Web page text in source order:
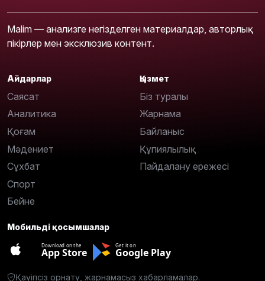
Malim — анализге негізделген материалдар, авторлық
пікірлер мен эксклюзив контент.
Айдарлар
Саясат
Аналитика
Қоғам
Мәдениет
Сұхбат
Спорт
Бейне
Қызмет
Біз туралы
Жарнама
Байланыс
Құпиялылық
Пайдалану ережесі
Мобильді қосымшалар
Download on the
App Store
Get it on
Google Play
Қауіпсіз орнату, жарнамасыз хабарламалар.